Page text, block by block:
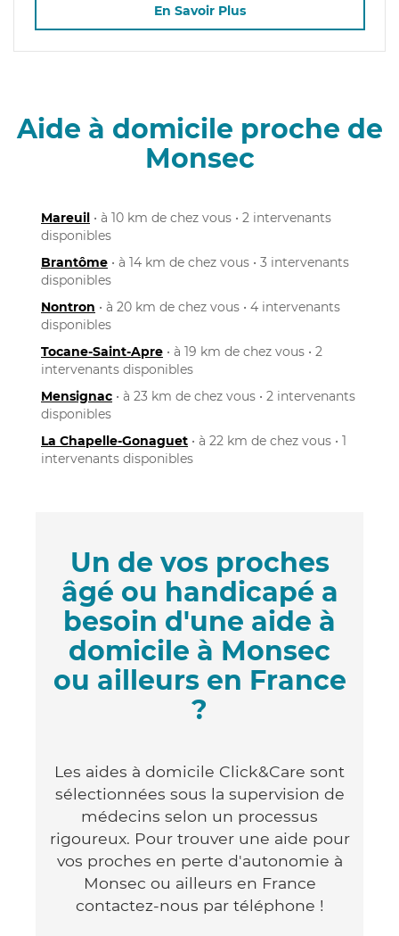
En Savoir Plus
Aide à domicile proche de
Monsec
Mareuil • à 10 km de chez vous • 2 intervenants
disponibles
Brantôme • à 14 km de chez vous • 3 intervenants
disponibles
Nontron • à 20 km de chez vous • 4 intervenants
disponibles
Tocane-Saint-Apre • à 19 km de chez vous • 2
intervenants disponibles
Mensignac • à 23 km de chez vous • 2 intervenants
disponibles
La Chapelle-Gonaguet • à 22 km de chez vous • 1
intervenants disponibles
Un de vos proches
âgé ou handicapé a
besoin d'une aide à
domicile à Monsec
ou ailleurs en France
?
Les aides à domicile Click&Care sont
sélectionnées sous la supervision de
médecins selon un processus
rigoureux. Pour trouver une aide pour
vos proches en perte d'autonomie à
Monsec ou ailleurs en France
contactez-nous par téléphone !